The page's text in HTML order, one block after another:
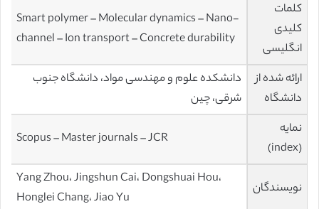
کلمات
کلیدی
انگلیسی
Smart polymer – Molecular dynamics – Nano-
channel – Ion transport – Concrete durability
ارائه شده از
دانشگاه
دانشکده علوم و مهندسی مواد، دانشگاه جنوب
شرقی، چین
نمایه
(index)
Scopus – Master journals – JCR
نویسندگان
Yang Zhou، Jingshun Cai، Dongshuai Hou،
Honglei Chang، Jiao Yu